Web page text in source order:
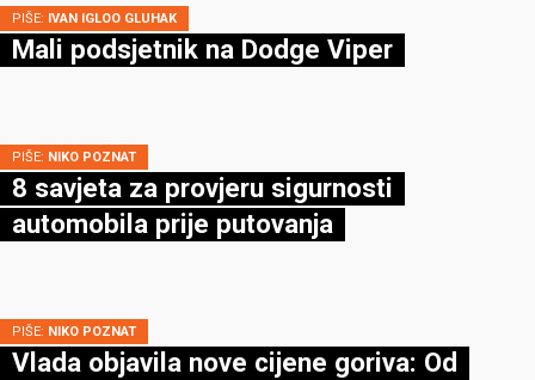
PIŠE: IVAN IGLOO GLUHAK
Mali podsjetnik na Dodge Viper
PIŠE: NIKO POZNAT
8 savjeta za provjeru sigurnosti
automobila prije putovanja
PIŠE: NIKO POZNAT
Vlada objavila nove cijene goriva: Od